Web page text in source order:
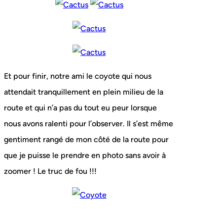
Et pour finir, notre ami le coyote qui nous
attendait tranquillement en plein milieu de la
route et qui n’a pas du tout eu peur lorsque
nous avons ralenti pour l’observer. Il s’est même
gentiment rangé de mon côté de la route pour
que je puisse le prendre en photo sans avoir à
zoomer ! Le truc de fou !!!